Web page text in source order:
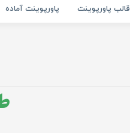
قالب پاورپوینت پاورپوینت آماده